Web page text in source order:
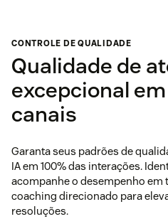
CONTROLE DE QUALIDADE
Qualidade de
excepcional
canais
Garanta seus padrões de
IA em 100% das interações.
acompanhe o desempenho em
coaching direcionado para
resoluções.